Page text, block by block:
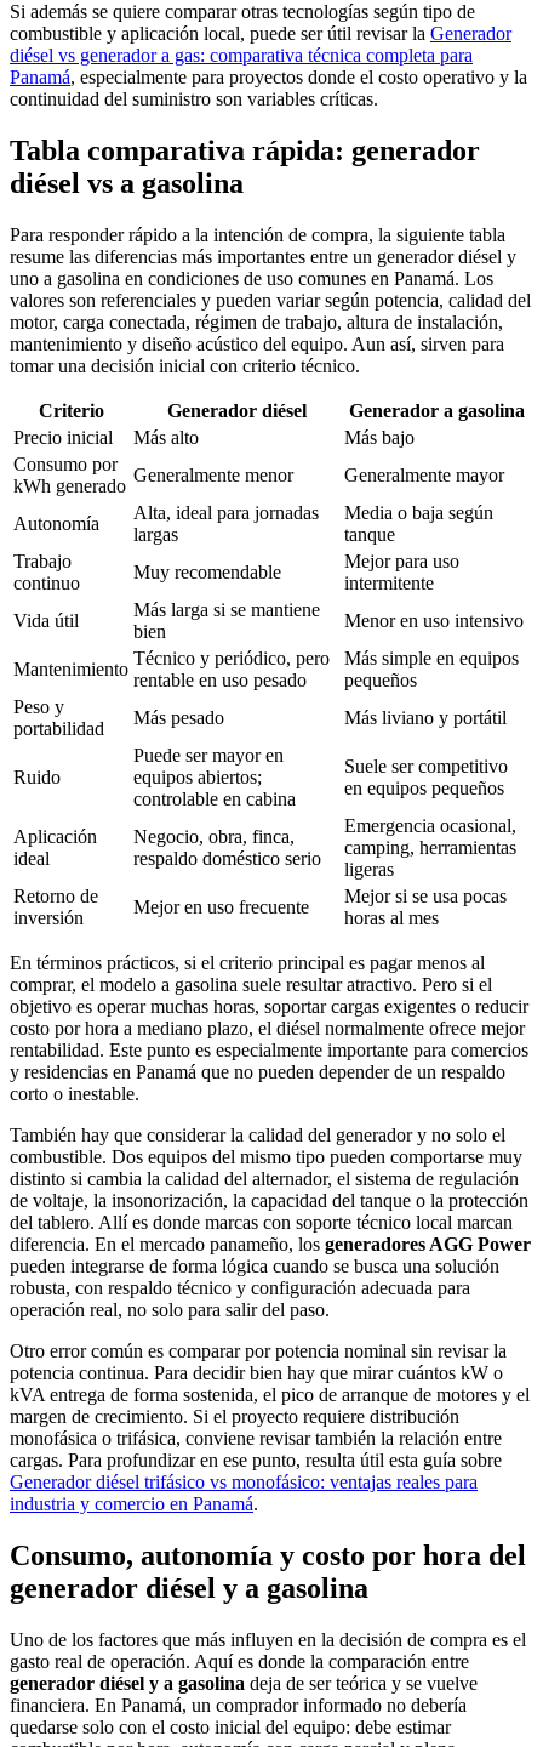
Si además se quiere comparar otras tecnologías según tipo de
combustible y aplicación local, puede ser útil revisar la Generador
diésel vs generador a gas: comparativa técnica completa para
Panamá, especialmente para proyectos donde el costo operativo y la
continuidad del suministro son variables críticas.
Tabla comparativa rápida: generador
diésel vs a gasolina
Para responder rápido a la intención de compra, la siguiente tabla
resume las diferencias más importantes entre un generador diésel y
uno a gasolina en condiciones de uso comunes en Panamá. Los
valores son referenciales y pueden variar según potencia, calidad del
motor, carga conectada, régimen de trabajo, altura de instalación,
mantenimiento y diseño acústico del equipo. Aun así, sirven para
tomar una decisión inicial con criterio técnico.
Criterio Generador diésel
Generador a gasolina
Precio inicial
Más alto
Más bajo
Consumo por
kWh generado
Generalmente menor Generalmente mayor
Autonomía
Alta, ideal para jornadas
largas
Media o baja según
tanque
Trabajo
continuo
Muy recomendable
Mejor para uso
intermitente
Vida útil
Más larga si se mantiene
bien
Menor en uso intensivo
Mantenimiento
Técnico y periódico, pero
rentable en uso pesado
Más simple en equipos
pequeños
Peso y
portabilidad
Más pesado Más liviano y portátil
Ruido
Puede ser mayor en
equipos abiertos;
controlable en cabina
Suele ser competitivo
en equipos pequeños
Aplicación
ideal
Negocio, obra, finca,
respaldo doméstico serio
Emergencia ocasional,
camping, herramientas
ligeras
Retorno de
inversión
Mejor en uso frecuente
Mejor si se usa pocas
horas al mes
En términos prácticos, si el criterio principal es pagar menos al
comprar, el modelo a gasolina suele resultar atractivo. Pero si el
objetivo es operar muchas horas, soportar cargas exigentes o reducir
costo por hora a mediano plazo, el diésel normalmente ofrece mejor
rentabilidad. Este punto es especialmente importante para comercios
y residencias en Panamá que no pueden depender de un respaldo
corto o inestable.
También hay que considerar la calidad del generador y no solo el
combustible. Dos equipos del mismo tipo pueden comportarse muy
distinto si cambia la calidad del alternador, el sistema de regulación
de voltaje, la insonorización, la capacidad del tanque o la protección
del tablero. Allí es donde marcas con soporte técnico local marcan
diferencia. En el mercado panameño, los generadores AGG Power
pueden integrarse de forma lógica cuando se busca una solución
robusta, con respaldo técnico y configuración adecuada para
operación real, no solo para salir del paso.
Otro error común es comparar por potencia nominal sin revisar la
potencia continua. Para decidir bien hay que mirar cuántos kW o
kVA entrega de forma sostenida, el pico de arranque de motores y el
margen de crecimiento. Si el proyecto requiere distribución
monofásica o trifásica, conviene revisar también la relación entre
cargas. Para profundizar en ese punto, resulta útil esta guía sobre
Generador diésel trifásico vs monofásico: ventajas reales para
industria y comercio en Panamá.
Consumo, autonomía y costo por hora del
generador diésel y a gasolina
Uno de los factores que más influyen en la decisión de compra es el
gasto real de operación. Aquí es donde la comparación entre
generador diésel y a gasolina deja de ser teórica y se vuelve
financiera. En Panamá, un comprador informado no debería
quedarse solo con el costo inicial del equipo: debe estimar